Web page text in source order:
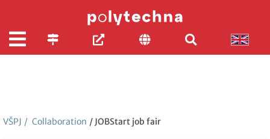
VŠPJ / Collaboration / JOBStart job fair